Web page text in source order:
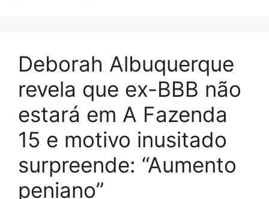
Deborah Albuquerque
revela que ex-BBB não
estará em A Fazenda
15 e motivo inusitado
surpreende: “Aumento
peniano”